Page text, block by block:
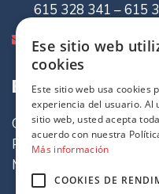
615 328 341 – 615
Enlaces de
Quiénes somos
Política de cookies
Mapa del sitio
Ese sitio web
cookies
Este sitio web usa cookies
experiencia del usuario. Al
sitio web, usted acepta
acuerdo con nuestra
Más información
COOKIES DE